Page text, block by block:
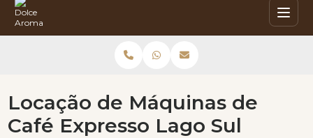
Locação de Máquinas de
Café Expresso Lago Sul